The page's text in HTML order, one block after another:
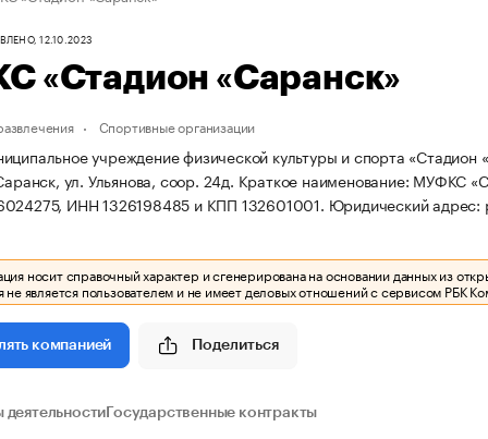
12.10.2023
«Стадион «Саранск»
Спортивные организации
учреждение физической культуры и спорта
ул. Ульянова, соор. 24д. Краткое наименование: МУФКС
ИНН 1326198485 и КПП 132601001. Юридический адрес:
носит справочный характер и сгенерирована на основании данных из
не является пользователем и не имеет деловых отношений с сервисом РБК
компанией Поделиться
деятельности Государственные контракты